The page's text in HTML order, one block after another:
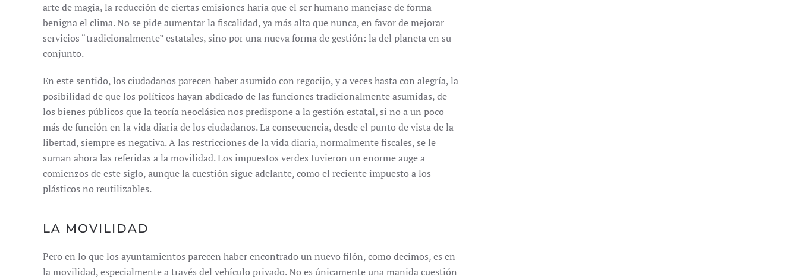
arte de magia, la reducción de ciertas emisiones haría que el ser humano manejase de forma
benigna el clima. No se pide aumentar la fiscalidad, ya más alta que nunca, en favor de mejorar
servicios “tradicionalmente” estatales, sino por una nueva forma de gestión: la del planeta en su
conjunto.
En este sentido, los ciudadanos parecen haber asumido con regocijo, y a veces hasta con alegría, la
posibilidad de que los políticos hayan abdicado de las funciones tradicionalmente asumidas, de
los bienes públicos que la teoría neoclásica nos predispone a la gestión estatal, si no a un poco
más de función en la vida diaria de los ciudadanos. La consecuencia, desde el punto de vista de la
libertad, siempre es negativa. A las restricciones de la vida diaria, normalmente fiscales, se le
suman ahora las referidas a la movilidad. Los impuestos verdes tuvieron un enorme auge a
comienzos de este siglo, aunque la cuestión sigue adelante, como el reciente impuesto a los
plásticos no reutilizables.
LA MOVILIDAD
Pero en lo que los ayuntamientos parecen haber encontrado un nuevo filón, como decimos, es en
la movilidad, especialmente a través del vehículo privado. No es únicamente una manida cuestión